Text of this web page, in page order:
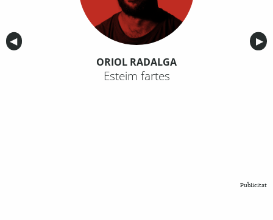
Anterior
◀︎ ▶︎
ORIOL RADALGA
Esteim fartes
Publicitat